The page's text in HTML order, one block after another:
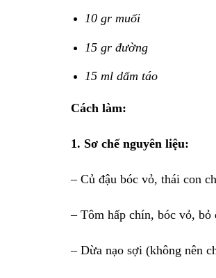
10 gr muối
15 gr đường
15 ml dấm táo
Cách làm:
1. Sơ chế nguyên liệu:
– Củ đậu bóc vỏ, thái con
– Tôm hấp chín, bóc vỏ,
– Dừa nạo sợi (không nên